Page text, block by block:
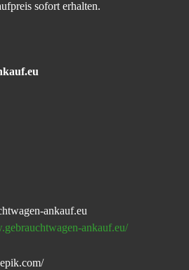
sofort erhalten.
ankauf.eu
ankauf.eu/